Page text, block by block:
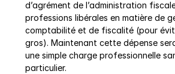
d’agrément de l’administration
professions libérales en matière de
comptabilité et de fiscalité (pour
gros). Maintenant cette dépense
une simple charge professionnelle
particulier.